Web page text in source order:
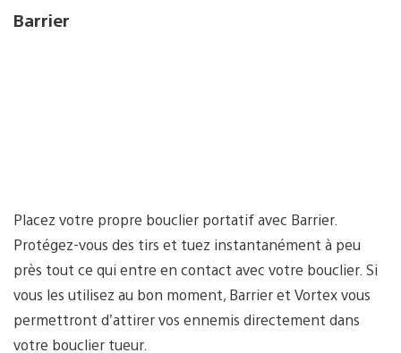
Barrier
Placez votre propre bouclier portatif avec Barrier.
Protégez-vous des tirs et tuez instantanément à peu
près tout ce qui entre en contact avec votre bouclier. Si
vous les utilisez au bon moment, Barrier et Vortex vous
permettront d’attirer vos ennemis directement dans
votre bouclier tueur.